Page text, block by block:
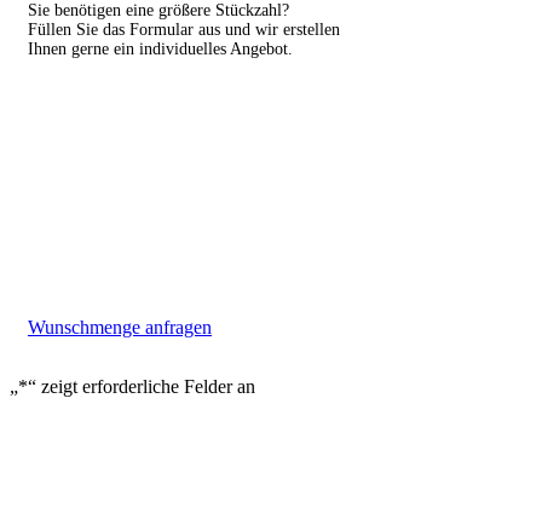
Sie benötigen eine größere Stückzahl?
Füllen Sie das Formular aus und wir erstellen
Ihnen gerne ein individuelles Angebot.
Wunschmenge anfragen
„*“ zeigt erforderliche Felder an